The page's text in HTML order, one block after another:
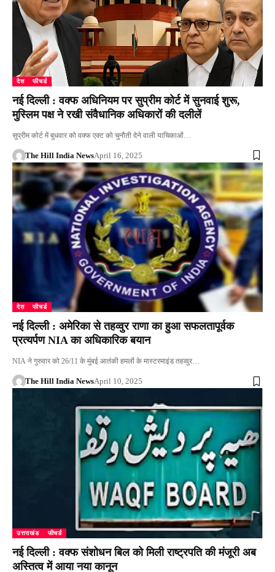
देश फीचर्ड
नई दिल्ली : वक्फ अधिनियम पर सुप्रीम कोर्ट में सुनवाई शुरू,
मुस्लिम पक्ष ने रखी संवैधानिक अधिकारों की दलीलें
सुप्रीम कोर्ट में बुधवार को वक्फ एक्ट को चुनौती देने वाली याचिकाओं…
The Hill India NewsApril 16, 2025
देश फीचर्ड
नई दिल्ली : अमेरिका से तहव्वुर राणा का हुआ सफलतापूर्वक
प्रत्यर्पण NIA का अधिकारिक बयान
NIA ने गुरुवार को 26/11 के मुंबई आतंकी हमलों के मास्टरमाइंड तहव्वुर…
The Hill India NewsApril 10, 2025
उत्तराखंड फीचर्ड
नई दिल्ली : वक्फ संशोधन बिल को मिली राष्ट्रपति की मंजूरी अब
अस्तित्व में आया नया कानून